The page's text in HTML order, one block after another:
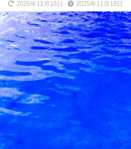
2025年11月18日 2025年11月18日